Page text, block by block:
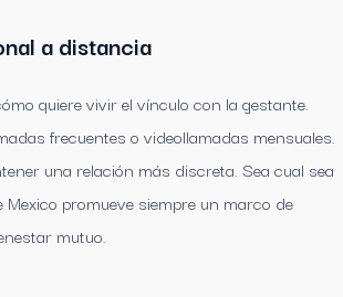
a distancia
quiere vivir el vínculo con la gestante.
frecuentes o videollamadas mensuales.
una relación más discreta. Sea cual sea
Mexico promueve siempre un marco de
mutuo.